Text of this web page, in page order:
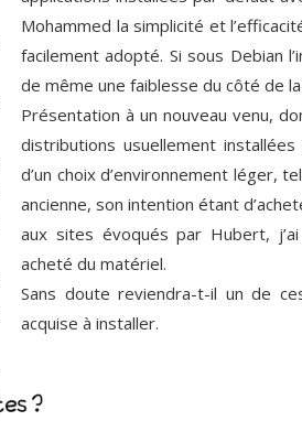
Mohammed la simplicité et
facilement adopté. Si sous Debian
de même une faiblesse du côté de
Présentation à un nouveau venu,
distributions usuellement
d’un choix d’environnement léger,
ancienne, son intention étant
aux sites évoqués par Hubert,
acheté du matériel.
Sans doute reviendra-t-il un de
acquise à installer.